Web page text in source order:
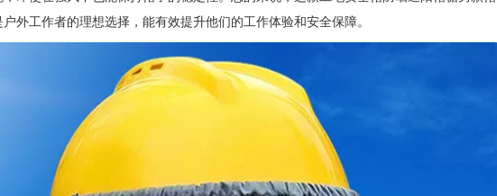
外工作者的理想选择，能有效提升他们的工作体验和安全保障。